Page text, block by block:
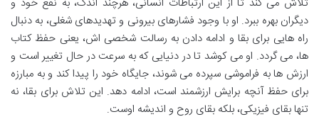
دیگران بهره ببرد. او با وجود فشارهای بیرونی و تهدیدهای شغلی، به دنبال
راه هایی برای بقا و ادامه دادن به رسالت شخصی اش، یعنی حفظ کتاب
ها، می گردد. او می کوشد تا در دنیایی که به سرعت در حال تغییر است و
ارزش ها به فراموشی سپرده می شوند، جایگاه خود را پیدا کند و به مبارزه
برای حفظ آنچه برایش ارزشمند است، ادامه دهد. این تلاش برای بقا، نه
تنها بقای فیزیکی، بلکه بقای روح و اندیشه اوست.